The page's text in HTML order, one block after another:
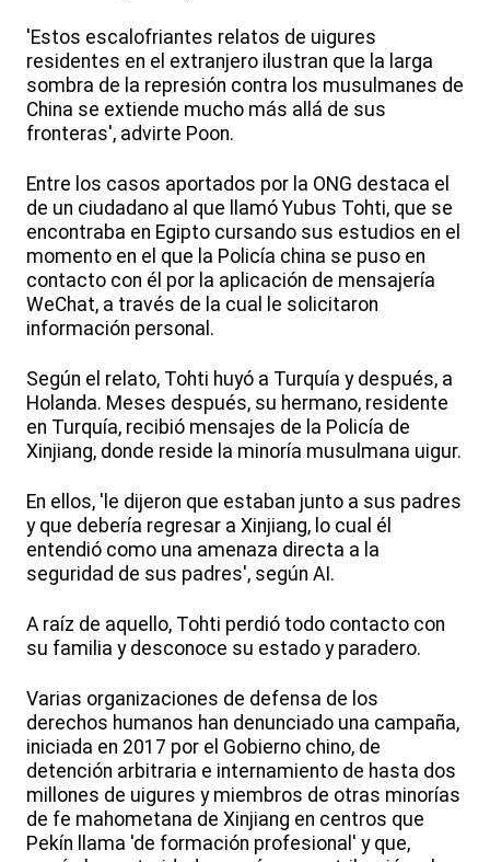
'Estos escalofriantes relatos de uigures
residentes en el extranjero ilustran que la larga
sombra de la represión contra los musulmanes de
China se extiende mucho más allá de sus
fronteras', advirte Poon.
Entre los casos aportados por la ONG destaca el
de un ciudadano al que llamó Yubus Tohti, que se
encontraba en Egipto cursando sus estudios en el
momento en el que la Policía china se puso en
contacto con él por la aplicación de mensajería
WeChat, a través de la cual le solicitaron
información personal.
Según el relato, Tohti huyó a Turquía y después, a
Holanda. Meses después, su hermano, residente
en Turquía, recibió mensajes de la Policía de
Xinjiang, donde reside la minoría musulmana uigur.
En ellos, 'le dijeron que estaban junto a sus padres
y que debería regresar a Xinjiang, lo cual él
entendió como una amenaza directa a la
seguridad de sus padres', según AI.
A raíz de aquello, Tohti perdió todo contacto con
su familia y desconoce su estado y paradero.
Varias organizaciones de defensa de los
derechos humanos han denunciado una campaña,
iniciada en 2017 por el Gobierno chino, de
detención arbitraria e internamiento de hasta dos
millones de uigures y miembros de otras minorías
de fe mahometana de Xinjiang en centros que
Pekín llama 'de formación profesional' y que,